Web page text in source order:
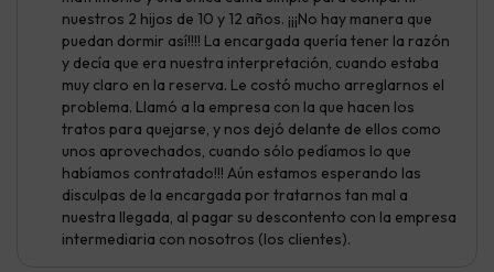
nuestros 2 hijos de 10 y 12 años. ¡¡¡No hay manera que
puedan dormir así!!!! La encargada quería tener la razón
y decía que era nuestra interpretación, cuando estaba
muy claro en la reserva. Le costó mucho arreglarnos el
problema. Llamó a la empresa con la que hacen los
tratos para quejarse, y nos dejó delante de ellos como
unos aprovechados, cuando sólo pedíamos lo que
habíamos contratado!!! Aún estamos esperando las
disculpas de la encargada por tratarnos tan mal a
nuestra llegada, al pagar su descontento con la empresa
intermediaria con nosotros (los clientes).